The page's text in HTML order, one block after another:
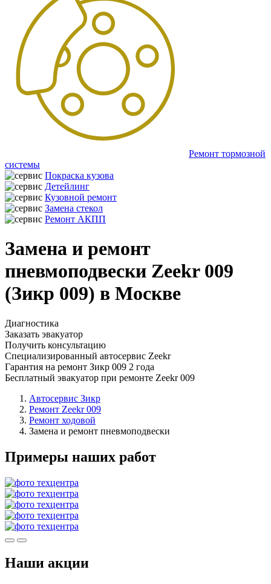
Ремонт тормозной
системы
Покраска кузова
Детейлинг
Кузовной ремонт
Замена стекол
Ремонт АКПП
Замена и ремонт
пневмоподвески Zeekr 009
(Зикр 009) в Москве
Диагностика
Заказать эвакуатор
Получить консультацию
Специализированный автосервис Zeekr
Гарантия на ремонт Зикр 009 2 года
Бесплатный эвакуатор при ремонте Zeekr 009
Автосервис Зикр
Ремонт Zeekr 009
Ремонт ходовой
Замена и ремонт пневмоподвески
Примеры наших работ
Наши акции